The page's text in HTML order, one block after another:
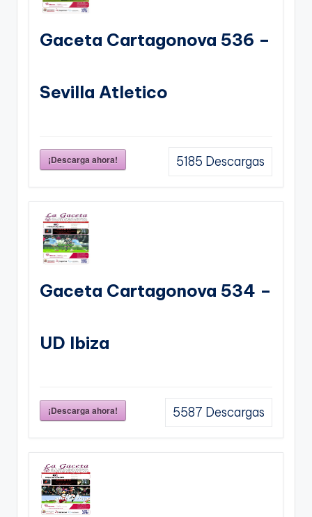
Gaceta Cartagonova 536 –
Sevilla Atletico
¡Descarga ahora! 5185 Descargas
Gaceta Cartagonova 534 –
UD Ibiza
¡Descarga ahora! 5587 Descargas